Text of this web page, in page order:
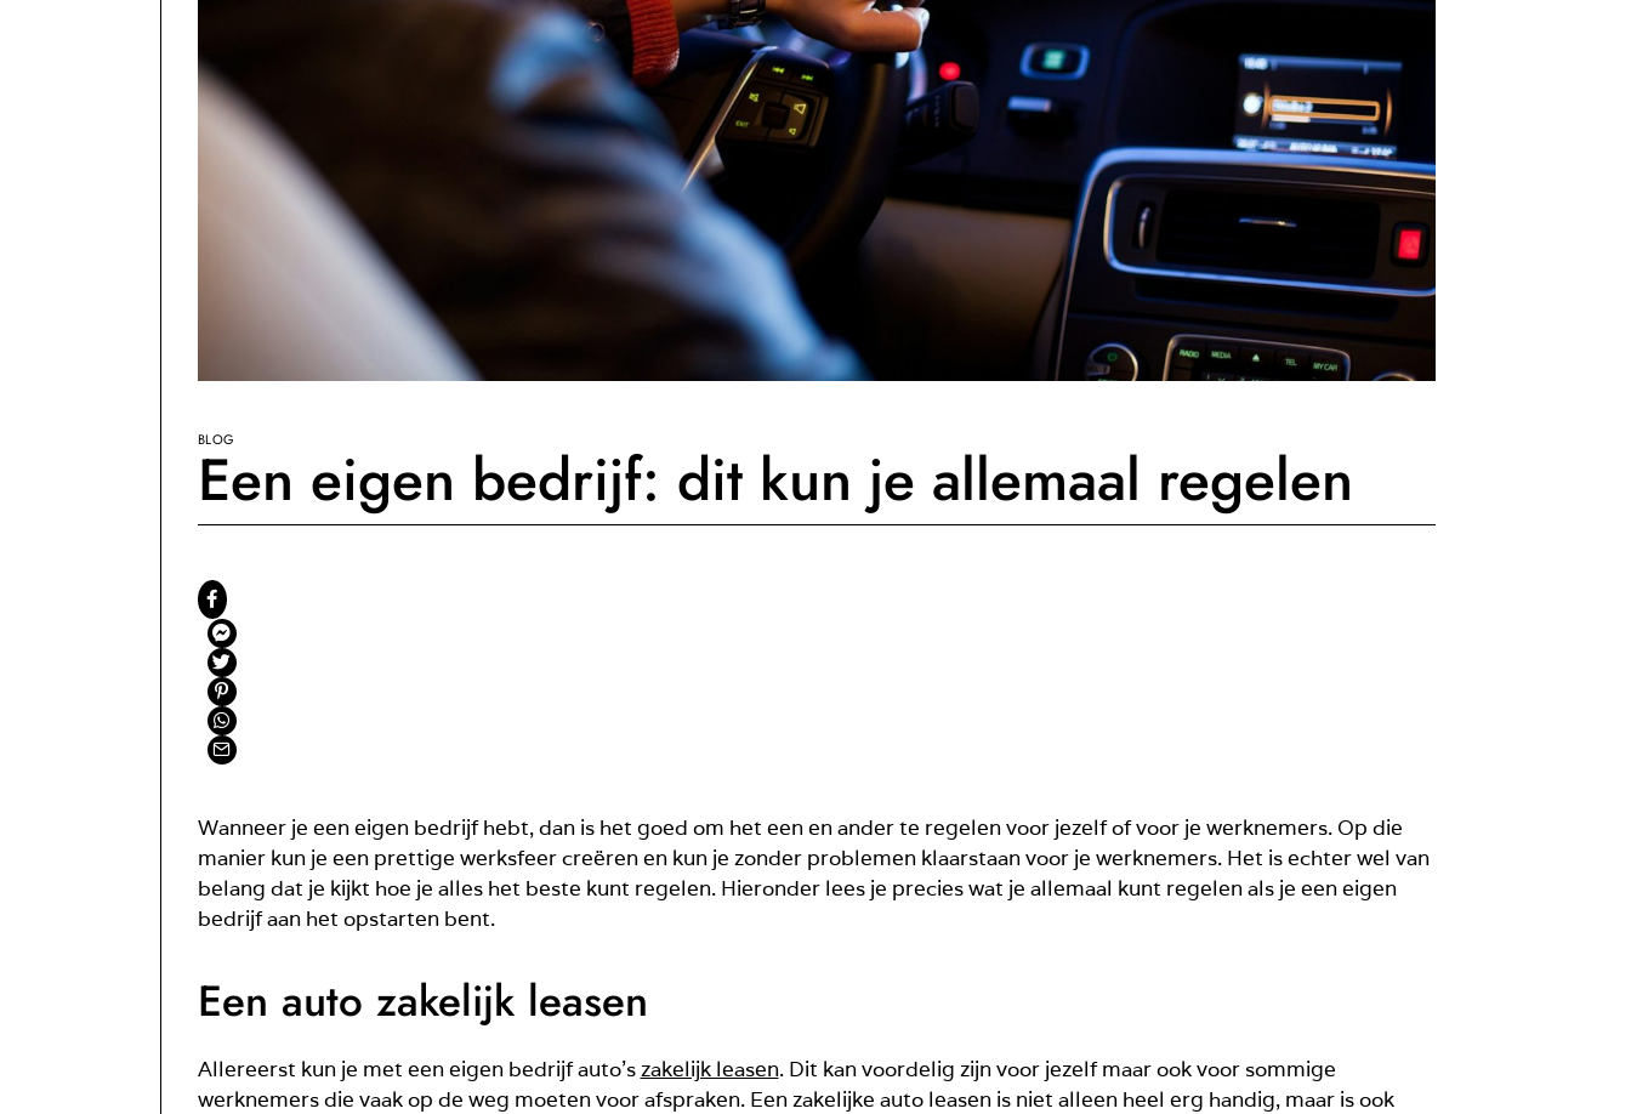
BLOG
Een eigen bedrijf: dit kun je allemaal regelen
Wanneer je een eigen bedrijf hebt, dan is het goed om het een en ander te regelen voor jezelf of voor je werknemers. Op die
manier kun je een prettige werksfeer creëren en kun je zonder problemen klaarstaan voor je werknemers. Het is echter wel van
belang dat je kijkt hoe je alles het beste kunt regelen. Hieronder lees je precies wat je allemaal kunt regelen als je een eigen
bedrijf aan het opstarten bent.
Een auto zakelijk leasen
Allereerst kun je met een eigen bedrijf auto’szakelijk leasen. Dit kan voordelig zijn voor jezelf maar ook voor sommige
werknemers die vaak op de weg moeten voor afspraken. Een zakelijke auto leasen is niet alleen heel erg handig, maar is ook